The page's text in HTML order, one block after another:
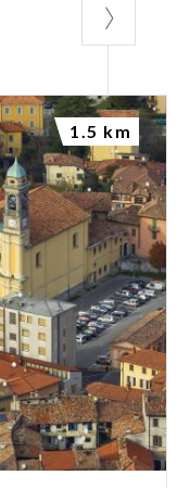
1.5 km